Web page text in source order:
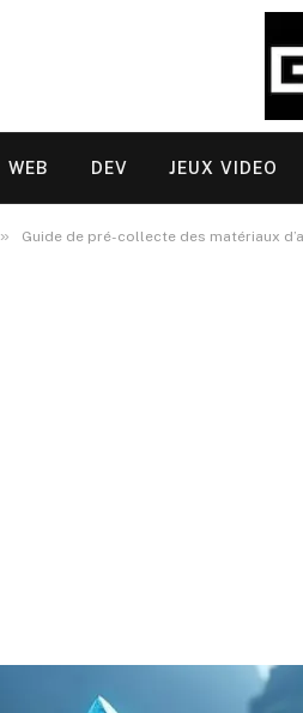
WEB DEV JEUX VIDEO
» Guide de pré-collecte des matériaux